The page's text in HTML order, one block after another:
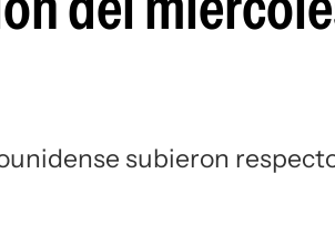
subieron